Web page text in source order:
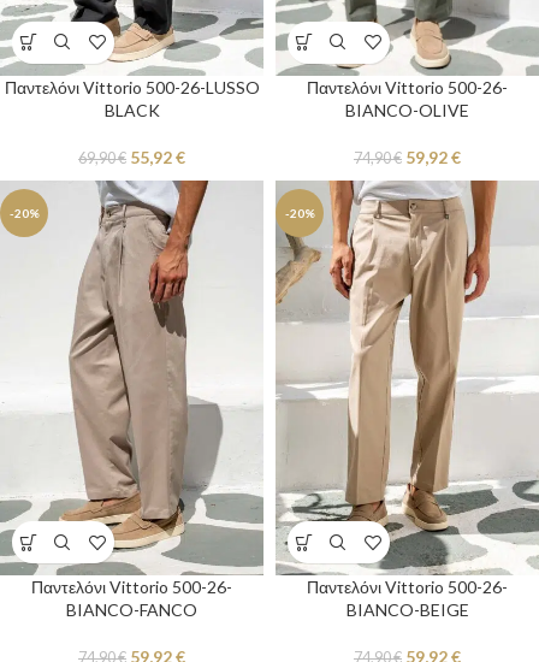
Παντελόνι Vittorio 500-26-LUSSO
BLACK
69,90€ 55,92€
Παντελόνι Vittorio 500-26-
BIANCO-OLIVE
74,90€ 59,92€
-20%
Παντελόνι Vittorio 500-26-
BIANCO-FANCO
74,90€ 59,92€
-20%
Παντελόνι Vittorio 500-26-
BIANCO-BEIGE
74,90€ 59,92€